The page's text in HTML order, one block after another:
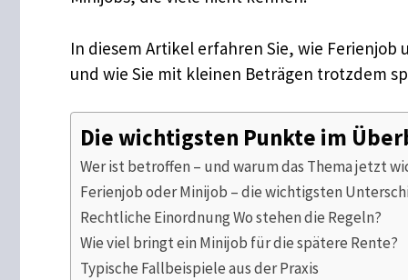
In diesem Artikel erfahren Sie, wie
und wie Sie mit kleinen Beträgen trotzdem
Die wichtigsten Punkte im
Wer ist betroffen – und warum das Thema jetzt
Ferienjob oder Minijob – die wichtigsten
Rechtliche Einordnung Wo stehen die Regeln?
Wie viel bringt ein Minijob für die spätere Rente?
Typische Fallbeispiele aus der Praxis